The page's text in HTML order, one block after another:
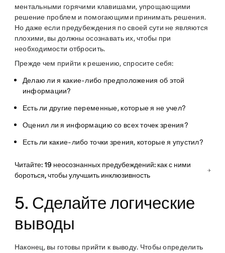
ментальными горячими клавишами, упрощающими
решение проблем и помогающими принимать решения.
Но даже если предубеждения по своей сути не являются
плохими, вы должны осознавать их, чтобы при
необходимости отбросить.
Прежде чем прийти к решению, спросите себя:
Делаю ли я какие-либо предположения об этой
информации?
Есть ли другие переменные, которые я не учел?
Оценил ли я информацию со всех точек зрения?
Есть ли какие-либо точки зрения, которые я упустил?
Читайте: 19 неосознанных предубеждений: как с ними
бороться, чтобы улучшить инклюзивность
5. Сделайте логические
выводы
Наконец, вы готовы прийти к выводу. Чтобы определить